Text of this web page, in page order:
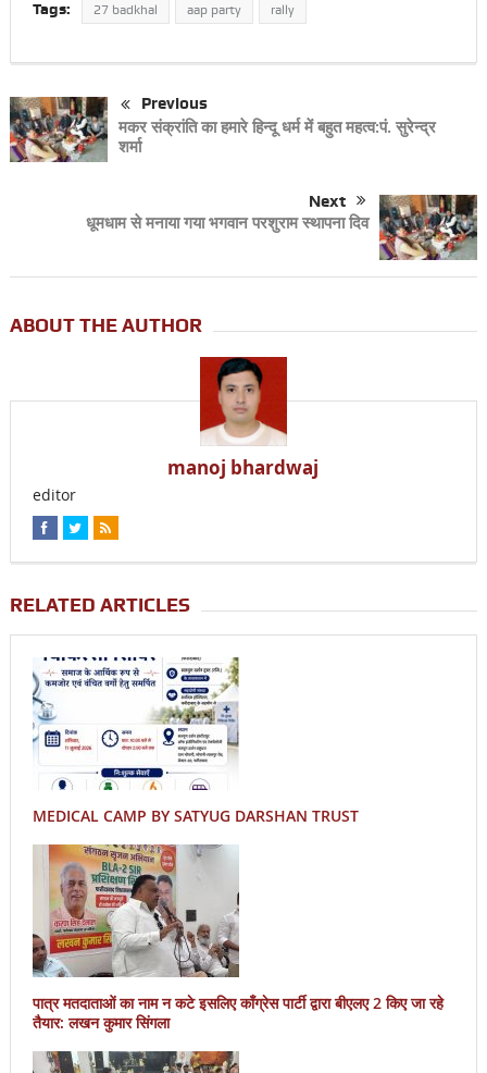
Tags: 27 badkhal aap party rally
Previous
मकर संक्रांति का हमारे हिन्दू धर्म में बहुत महत्व:पं. सुरेन्द्र
शर्मा
Next
धूमधाम से मनाया गया भगवान परशुराम स्थापना दिव
ABOUT THE AUTHOR
manoj bhardwaj
editor
RELATED ARTICLES
MEDICAL CAMP BY SATYUG DARSHAN TRUST
पात्र मतदाताओं का नाम न कटे इसलिए काँग्रेस पार्टी द्वारा बीएलए 2 किए जा रहे
तैयार: लखन कुमार सिंगला